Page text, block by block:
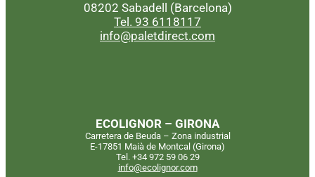
08202 Sabadell (Barcelona)
Tel. 93 6118117
info@paletdirect.com
ECOLIGNOR – GIRONA
Carretera de Beuda – Zona industrial
E-17851 Maià de Montcal (Girona)
Tel. +34 972 59 06 29
info@ecolignor.com